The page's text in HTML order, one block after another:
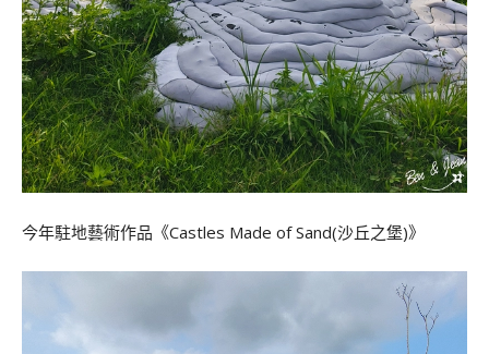
今年駐地藝術作品《Castles Made of Sand(沙丘之堡)》